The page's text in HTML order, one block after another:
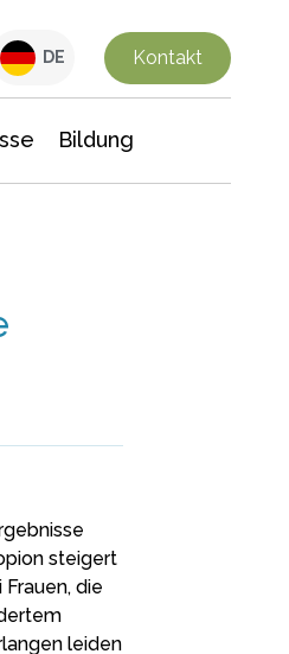
DE Kontakt
Bildung
steigert
die
leiden